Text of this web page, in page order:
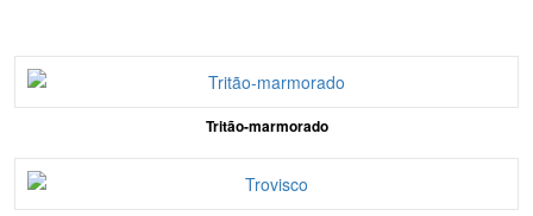
Tritão-marmorado